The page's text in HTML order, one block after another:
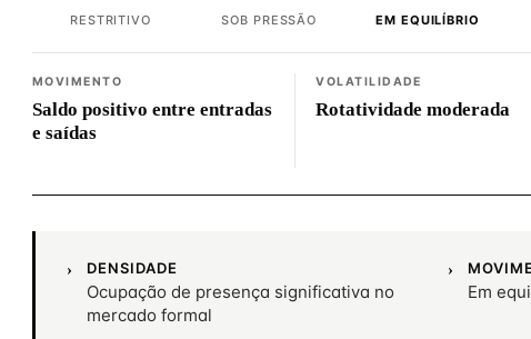
RESTRITIVO SOB PRESSÃO EM EQUILÍBRIO
MOVIMENTO
Saldo positivo entre entradas
e saídas
VOLATILIDADE
Rotatividade moderada
DENSIDADE
Ocupação de presença significativa no
mercado formal
Em